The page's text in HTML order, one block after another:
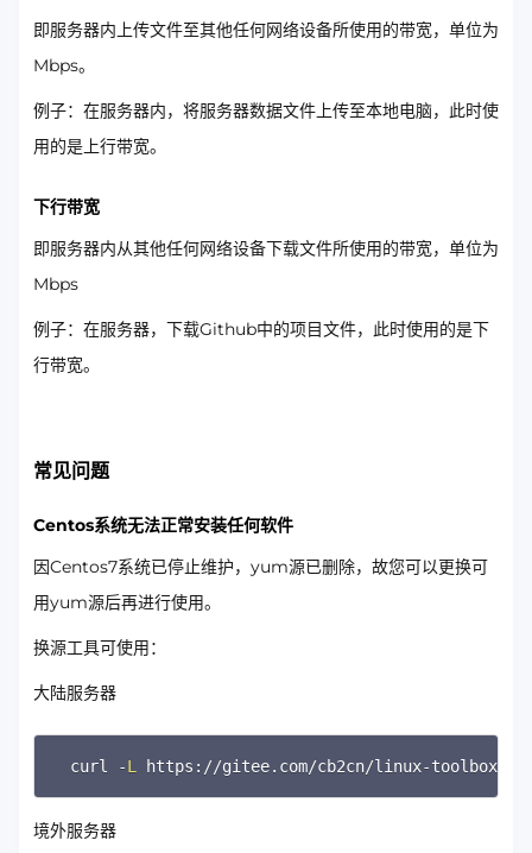
即服务器内上传文件至其他任何网络设备所使用的带宽，单位为
Mbps。
例子：在服务器内，将服务器数据文件上传至本地电脑，此时使
用的是上行带宽。
下行带宽
即服务器内从其他任何网络设备下载文件所使用的带宽，单位为
Mbps
例子：在服务器，下载Github中的项目文件，此时使用的是下
行带宽。
常见问题
Centos系统无法正常安装任何软件
因Centos7系统已停止维护，yum源已删除，故您可以更换可
用yum源后再进行使用。
换源工具可使用：
大陆服务器
curl -L https : //gitee. com/cb2cn/linux-toolbox
境外服务器